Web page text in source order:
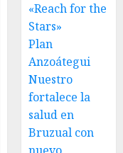
«Reach for the
Stars»
Plan
Anzoátegui
Nuestro
fortalece la
salud en
Bruzual con